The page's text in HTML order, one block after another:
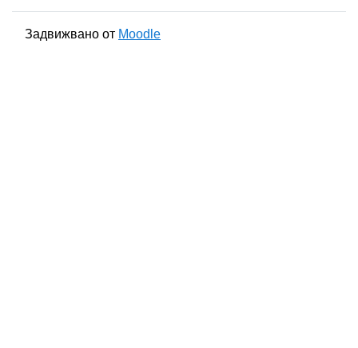
Задвижвано от Moodle